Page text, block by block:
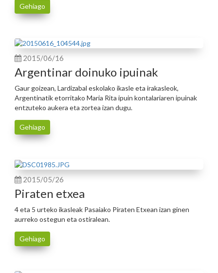
Gehiago
2015/06/16
Argentinar doinuko ipuinak
Gaur goizean, Lardizabal eskolako ikasle eta irakasleok,
Argentinatik etorritako Maria Rita ipuin kontalariaren ipuinak
entzuteko aukera eta zortea izan dugu.
Gehiago
2015/05/26
Piraten etxea
4 eta 5 urteko ikasleak Pasaiako Piraten Etxean izan ginen
aurreko ostegun eta ostiralean.
Gehiago